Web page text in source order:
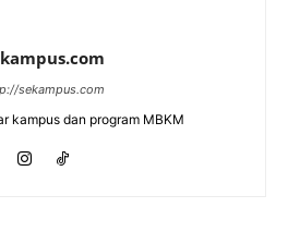
sekampus.com
kampus dan program MBKM